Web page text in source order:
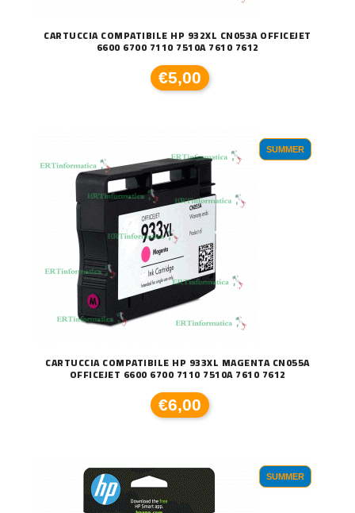
CARTUCCIA COMPATIBILE HP 932XL CN053A OFFICEJET
6600 6700 7110 7510A 7610 7612
€5,00
SUMMER
CARTUCCIA COMPATIBILE HP 933XL MAGENTA CN055A
OFFICEJET 6600 6700 7110 7510A 7610 7612
€6,00
SUMMER